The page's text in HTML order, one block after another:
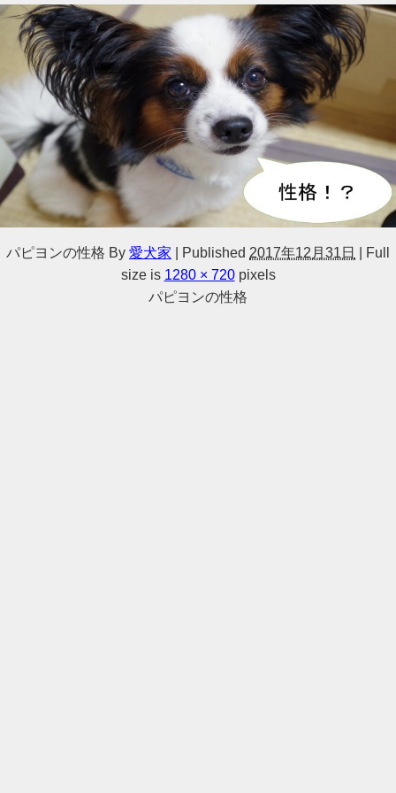
パピヨンの性格 By 愛犬家 Published 2017年12月31日
Full
size is 1280 × 720pixels
パピヨンの性格